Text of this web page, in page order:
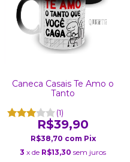
Caneca Casais Te Amo o
Tanto
(1)
R$39,90
R$38,70 com Pix
3 x de R$13,30 sem juros